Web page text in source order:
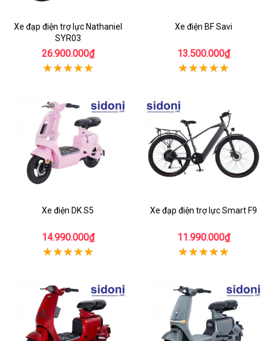
Xe đạp điện trợ lực Nathaniel
SYR03
26.900.000₫
Xe điện BF Savi
13.500.000₫
Xe điện DK S5
14.990.000₫
Xe đạp điện trợ lực Smart F9
11.990.000₫